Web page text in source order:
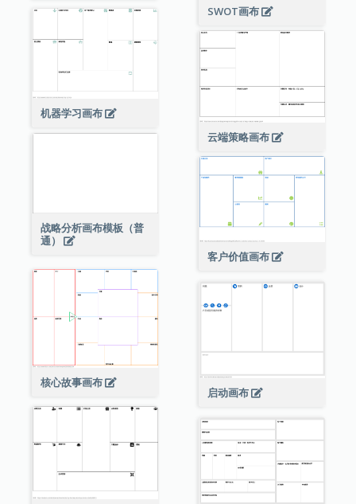
SWOT画布
机器学习画布
云端策略画布
战略分析画布模板（普
通）
客户价值画布
核心故事画布
启动画布